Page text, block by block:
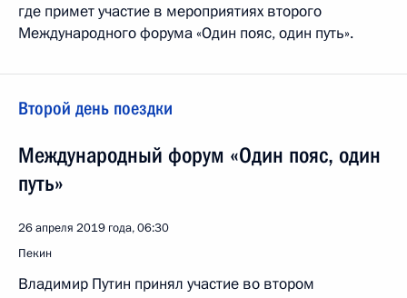
где примет участие в мероприятиях второго
Международного форума «Один пояс, один путь».
Второй день поездки
Международный форум «Один пояс, один
путь»
26 апреля 2019 года, 06:30
Пекин
Владимир Путин принял участие во втором